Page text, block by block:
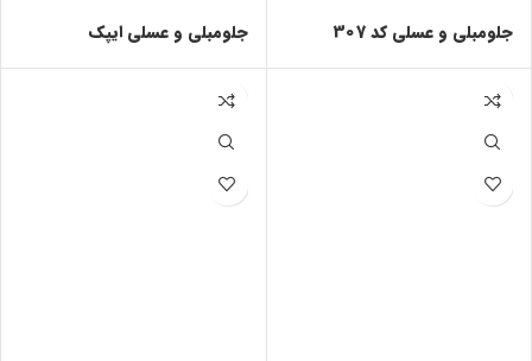
جلومبلی و عسلی کد 307 جلومبلی و عسلی ایپک